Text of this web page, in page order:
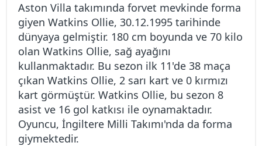
Aston Villa takımında forvet mevkinde forma
giyen Watkins Ollie, 30.12.1995 tarihinde
dünyaya gelmiştir. 180 cm boyunda ve 70 kilo
olan Watkins Ollie, sağ ayağını
kullanmaktadır. Bu sezon ilk 11'de 38 maça
çıkan Watkins Ollie, 2 sarı kart ve 0 kırmızı
kart görmüştür. Watkins Ollie, bu sezon 8
asist ve 16 gol katkısı ile oynamaktadır.
Oyuncu, İngiltere Milli Takımı'nda da forma
giymektedir.